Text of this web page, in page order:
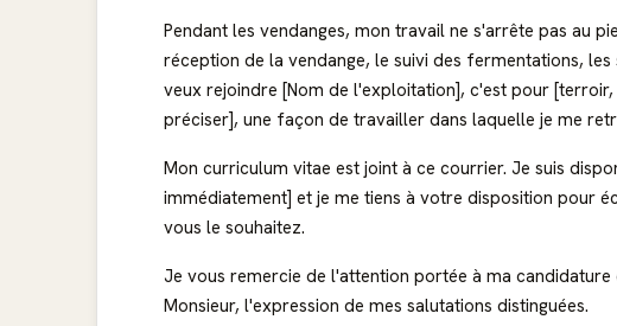
Pendant les vendanges, mon travail ne s'arrête pas au
réception de la vendange, le suivi des fermentations,
veux rejoindre [Nom de l'exploitation], c'est pour
préciser], une façon de travailler dans laquelle je me
Mon curriculum vitae est joint à ce courrier. Je suis
immédiatement] et je me tiens à votre disposition pour
vous le souhaitez.
Je vous remercie de l'attention portée à ma
Monsieur, l'expression de mes salutations distinguées.